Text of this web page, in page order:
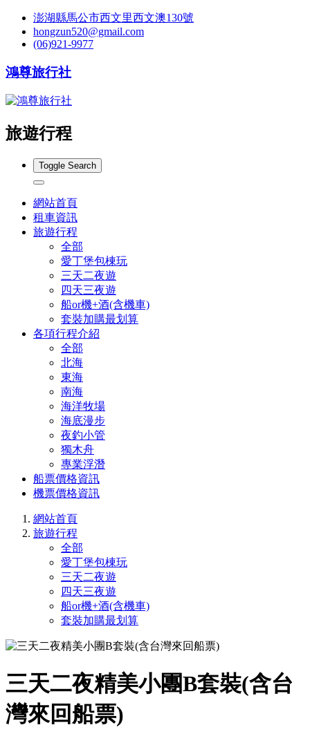
澎湖縣馬公市西文里西文澳130號
hongzun520@gmail.com
(06)921-9977
鴻尊旅行社
旅遊行程
Toggle Search
網站首頁
租車資訊
旅遊行程
全部
愛丁堡包棟玩
三天二夜遊
四天三夜遊
船or機+酒(含機車)
套裝加購最划算
各項行程介紹
全部
北海
東海
南海
海洋牧場
海底漫步
夜釣小管
獨木舟
專業浮潛
船票價格資訊
機票價格資訊
網站首頁
旅遊行程
全部
愛丁堡包棟玩
三天二夜遊
四天三夜遊
船or機+酒(含機車)
套裝加購最划算
三天二夜精美小團B套裝(含台
灣來回船票)